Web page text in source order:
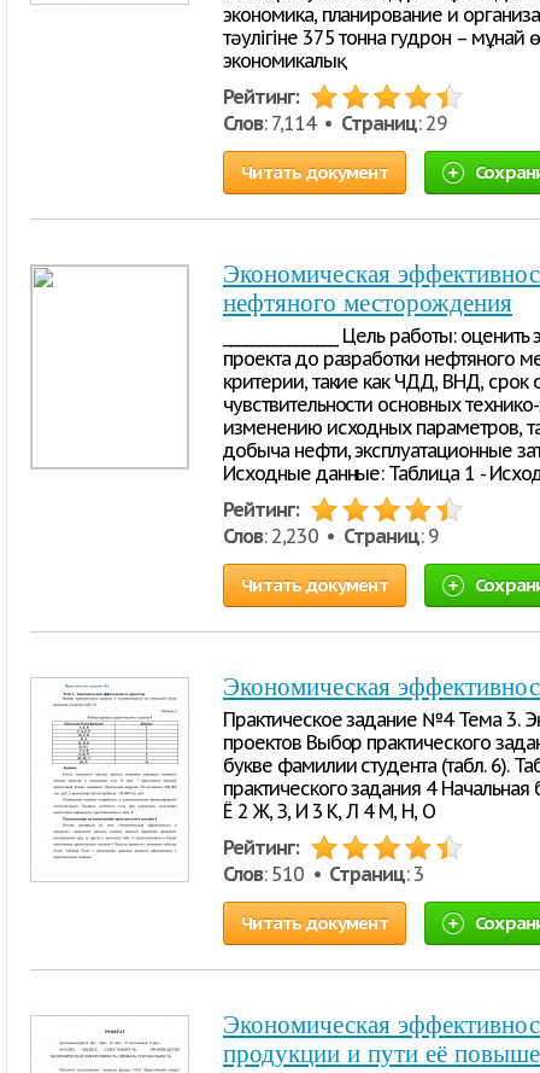
экономика, планирование и
тәулігіне 375 тонна гудрон –
экономикалық
Рейтинг:
Слов: 7,114 • Страниц: 29
Читать документ
Экономическая
нефтяного месторождения
________________ Цель работы:
проекта до разработки нефтяного
критерии, такие как ЧДД, ВНД, срок
чувствительности основных
изменению исходных параметров,
добыча нефти, эксплуатационные
Исходные данные: Таблица 1 -
Рейтинг:
Слов: 2,230 • Страниц: 9
Читать документ
Экономическая
Практическое задание №4 Тема 3.
проектов Выбор практического
букве фамилии студента (табл. 6).
практического задания 4
Ё 2 Ж, З, И 3 К, Л 4 М, Н, О
Рейтинг:
Слов: 510 • Страниц: 3
Читать документ
Экономическая
продукции и пути её